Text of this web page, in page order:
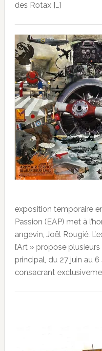
des Rotax […]
exposition temporaire
Passion (EAP) met à
angevin, Joël Rougié.
l’Art » propose
principal, du 27 juin au
consacrant